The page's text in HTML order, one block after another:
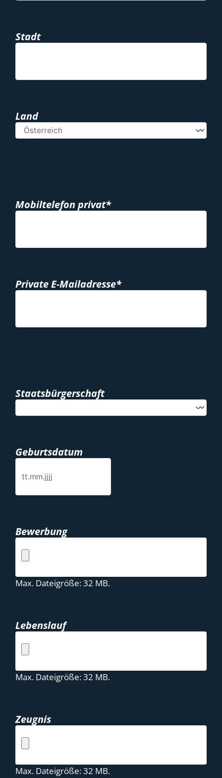
Stadt
Land
Mobiltelefon privat*
Private E-Mailadresse*
Staatsbürgerschaft
Geburtsdatum
Bewerbung
Max. Dateigröße: 32 MB.
Lebenslauf
Max. Dateigröße: 32 MB.
Zeugnis
Max. Dateigröße: 32 MB.